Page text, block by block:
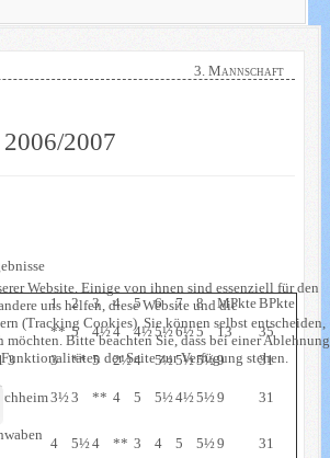
3. Mannschaft
2007
1 2 3 4 5 6 7 8 MPkteBPkte
** 5 4½4 4½5½6½5 13
35
3 3 ** 5 2½4 5½5½5½9 31
3½ 3 ** 4 5 5½ 4½ 5½ 9 31
4 5½ 4 ** 3 4 5 5½ 9 31
Website. Einige von ihnen sind essenziell für den
uns helfen, diese Website und die
(Tracking Cookies). Sie können selbst entscheiden,
möchten. Bitte beachten Sie, dass bei einer Ablehnung
der Seite zur Verfügung stehen.